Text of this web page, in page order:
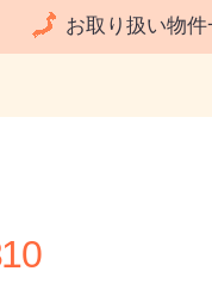
お取り扱い物件